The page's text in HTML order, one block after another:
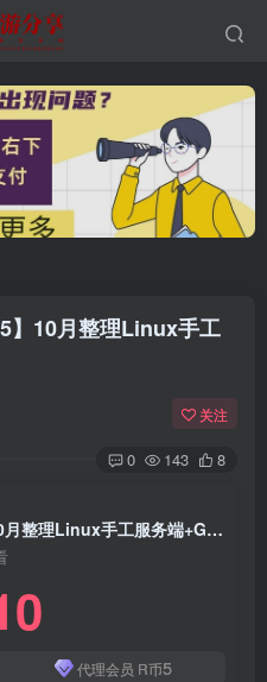
】10月整理Linux手工
关注
0 143 8
三网H5游戏【浪剑天下H5】10月整理Linux手工服务端+GM后台
代理会员 R币5